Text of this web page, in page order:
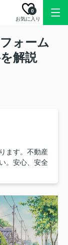
お気に入り
0
ォーム
解説
ます。不動産
。安心、安全